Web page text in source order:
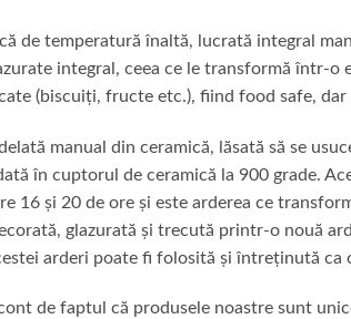
de temperatură înaltă, lucrată integral
integral, ceea ce le transformă într-
(biscuiți, fructe etc.), fiind food safe,
manual din ceramică, lăsată să se
în cuptorul de ceramică la 900 grade.
16 și 20 de ore și este arderea ce
glazurată și trecută printr-o nouă
arderi poate fi folosită și întreținută ca
de faptul că produsele noastre sunt